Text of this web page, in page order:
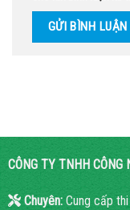
CÔNG TY TNHH CÔNG
Chuyên: Cung cấp